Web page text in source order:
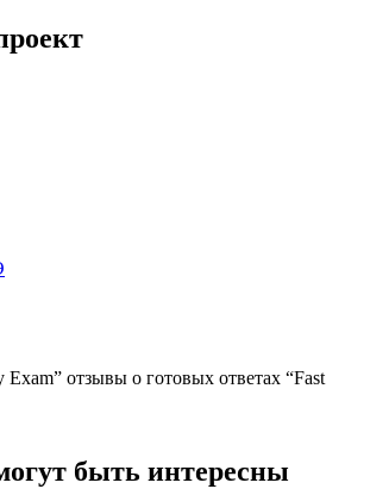
отзывы о готовых ответах “Fast
быть интересны